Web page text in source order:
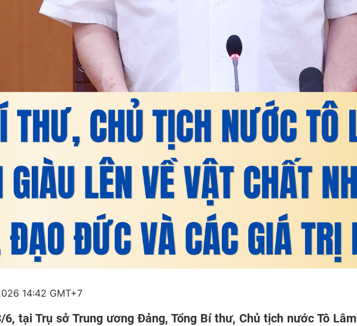
14:42 GMT+7
6, tại Trụ sở Trung ương Đảng, Tổng Bí thư, Chủ tịch nước Tô Lâm